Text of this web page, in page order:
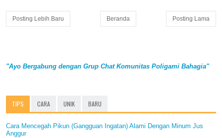
Posting Lebih Baru Posting Lama
Beranda
"Ayo Bergabung dengan Grup Chat Komunitas Poligami Bahagia"
TIPS CARA UNIK BARU
Cara Mencegah Pikun (Gangguan Ingatan) Alami Dengan Minum Jus
Anggur